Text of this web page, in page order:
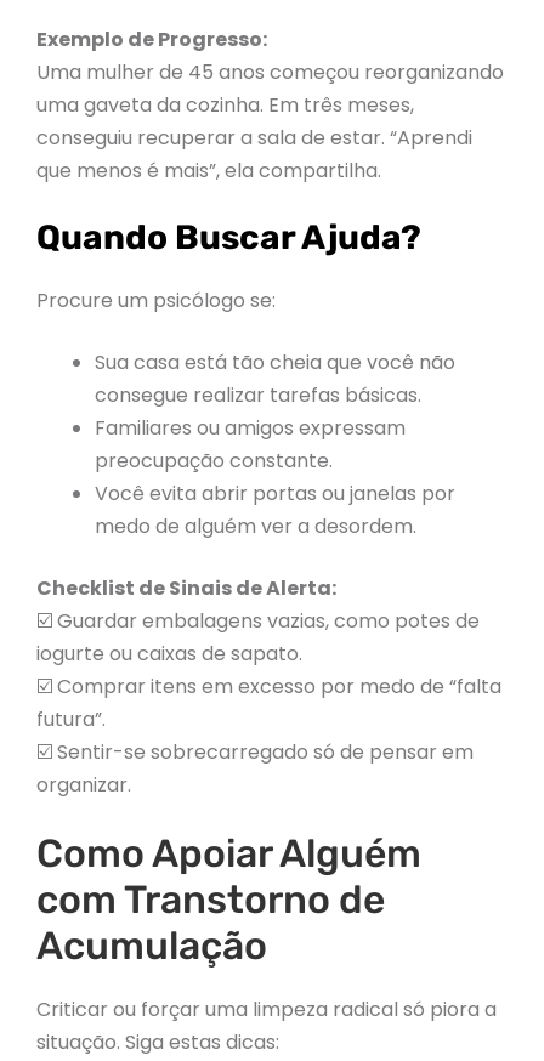
Exemplo de Progresso:
Uma mulher de 45 anos começou reorganizando
uma gaveta da cozinha. Em três meses,
conseguiu recuperar a sala de estar. “Aprendi
que menos é mais”, ela compartilha.
Quando Buscar Ajuda?
Procure um psicólogo se:
Sua casa está tão cheia que você não
consegue realizar tarefas básicas.
Familiares ou amigos expressam
preocupação constante.
Você evita abrir portas ou janelas por
medo de alguém ver a desordem.
Checklist de Sinais de Alerta:
☑️ Guardar embalagens vazias, como potes de
iogurte ou caixas de sapato.
☑️ Comprar itens em excesso por medo de “falta
futura”.
☑️ Sentir-se sobrecarregado só de pensar em
organizar.
Como Apoiar Alguém
com Transtorno de
Acumulação
Criticar ou forçar uma limpeza radical só piora a
situação. Siga estas dicas: